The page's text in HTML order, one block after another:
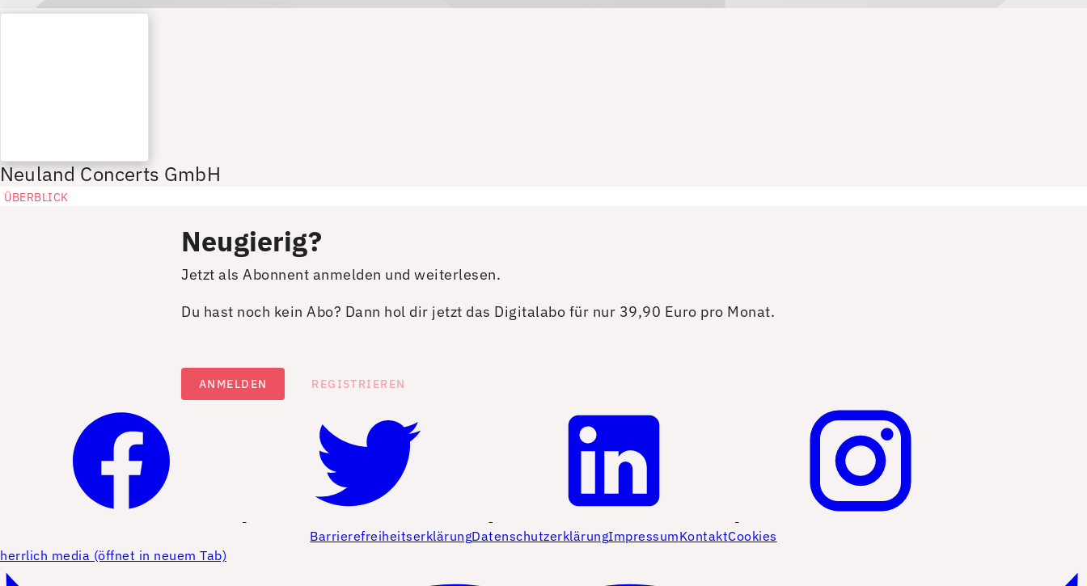
Neuland Concerts GmbH
ÜBERBLICK
Neugierig?
Jetzt als Abonnent anmelden und weiterlesen.
Du hast noch kein Abo? Dann hol dir jetzt das Digitalabo für nur 39,90 Euro pro Monat.
ANMELDEN REGISTRIEREN
BarrierefreiheitserklärungDatenschutzerklärungImpressumKontaktCookies
herrlich media (öffnet in neuem Tab)